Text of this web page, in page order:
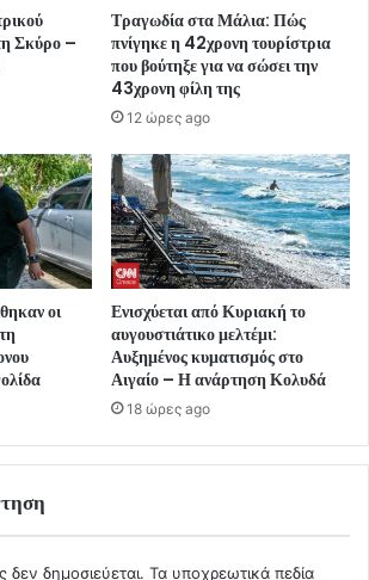
Σκύρο –
Τραγωδία στα Μάλια: Πώς
πνίγηκε η 42χρονη τουρίστρια
που βούτηξε για να σώσει την
43χρονη φίλη της
12 ώρες ago
οι
Ενισχύεται από Κυριακή το
αυγουστιάτικο μελτέμι:
Αυξημένος κυματισμός στο
Αιγαίο – Η ανάρτηση Κολυδά
18 ώρες ago
δημοσιεύεται. Τα υποχρεωτικά πεδία